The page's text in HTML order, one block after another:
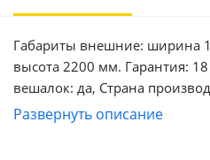
Габариты внешние: ширина
высота 2200 мм. Гарантия:
вешалок: да, Страна
корпуса: ЛДСП, Встроенная
Развернуть описание